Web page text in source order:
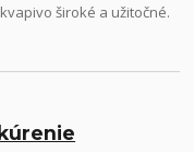
široké a užitočné.